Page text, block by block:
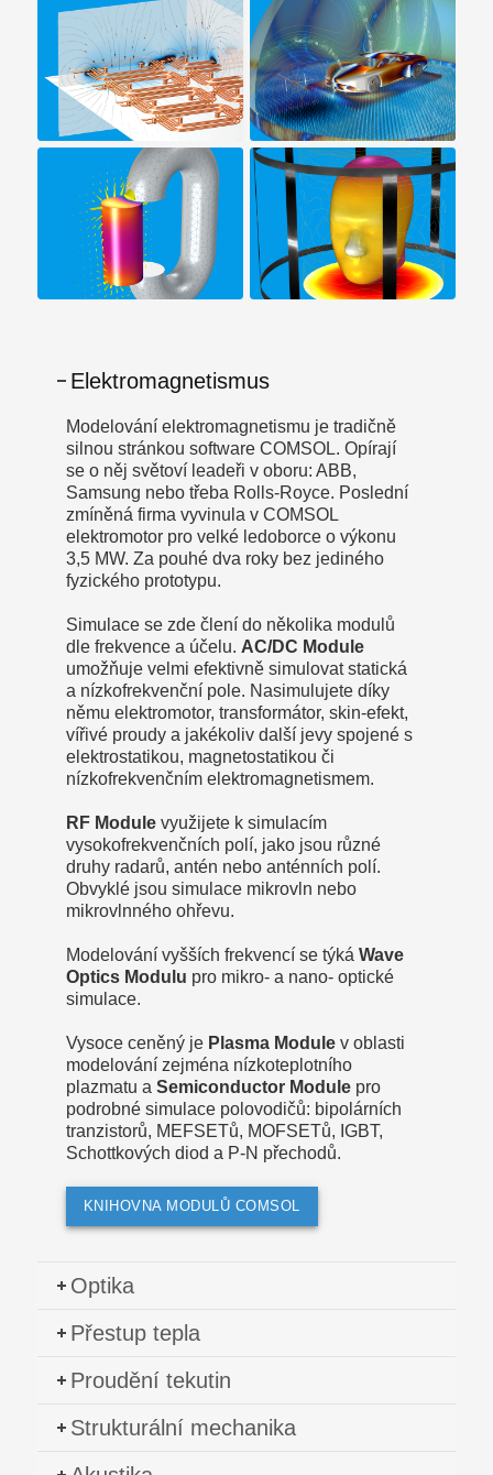
Elektromagnetismus
Modelování elektromagnetismu je tradičně
silnou stránkou software COMSOL. Opírají
se o něj světoví leadeři v oboru: ABB,
Samsung nebo třeba Rolls-Royce. Poslední
zmíněná firma vyvinula v COMSOL
elektromotor pro velké ledoborce o výkonu
3,5 MW. Za pouhé dva roky bez jediného
fyzického prototypu.
Simulace se zde člení do několika modulů
dle frekvence a účelu. AC/DC Module
umožňuje velmi efektivně simulovat statická
a nízkofrekvenční pole. Nasimulujete díky
němu elektromotor, transformátor, skin-efekt,
vířivé proudy a jakékoliv další jevy spojené s
elektrostatikou, magnetostatikou či
nízkofrekvenčním elektromagnetismem.
RF Modulevyužijete k simulacím
vysokofrekvenčních polí, jako jsou různé
druhy radarů, antén nebo anténních polí.
Obvyklé jsou simulace mikrovln nebo
mikrovlnného ohřevu.
Modelování vyšších frekvencí se týká Wave
Optics Modulu pro mikro- a nano- optické
simulace.
Vysoce ceněný je Plasma Modulev oblasti
modelování zejména nízkoteplotního
plazmatu a Semiconductor Modulepro
podrobné simulace polovodičů: bipolárních
tranzistorů, MEFSETů, MOFSETů, IGBT,
Schottkových diod a P-N přechodů.
KNIHOVNA MODULŮ COMSOL
Optika
Přestup tepla
Proudění tekutin
Strukturální mechanika